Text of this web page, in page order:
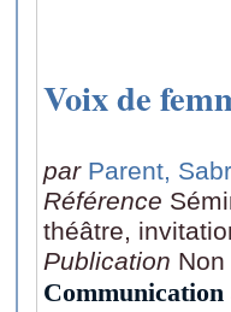
Voix de
par Parent,
Référence
théâtre,
Publication
Communication